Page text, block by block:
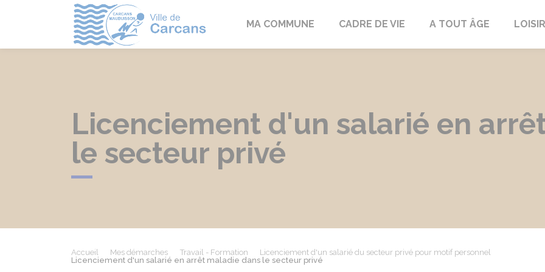
CarcansMA COMMUNE CADRE DE VIE A TOUT ÂGE
Licenciement d'un salarié en
le secteur privé
Accueil Mes démarches Travail - Formation
Licenciement d'un salarié du secteur privé pour motif personnel
Licenciement d'un salarié en arrêt maladie dans le secteur privé